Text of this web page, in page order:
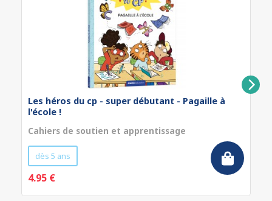
Les héros du cp - super débutant - Pagaille à
l'école !
Cahiers de soutien et apprentissage
dès 5 ans
4.95 €